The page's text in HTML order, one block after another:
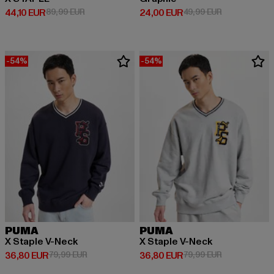
44,10 EUR
Derzeitiger Preis: 44,10 EUR
89,99 EURAktionspreis: 89,99 EUR
24,00 EUR
Derzeitiger Preis: 24,00 EUR
49,99 EURAktionspreis:
-54%
PUMA
X Staple V-Neck
36,80 EUR
Derzeitiger Preis: 36,80 EUR
79,99 EURAktionspreis: 79,99 EUR
-54%
PUMA
X Staple V-Neck
36,80 EUR
Derzeitiger Preis: 36,80 EUR
79,99 EURAktionspreis: